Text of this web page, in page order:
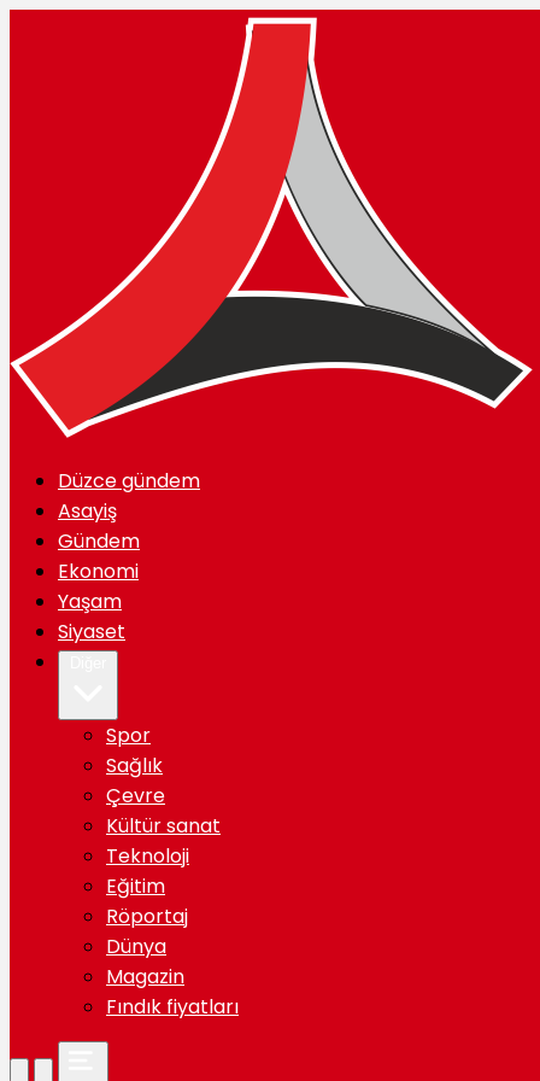
Düzce gündem
Asayiş
Gündem
Ekonomi
Yaşam
Siyaset
Spor
Sağlık
Çevre
Kültür sanat
Teknoloji
Eğitim
Röportaj
Dünya
Magazin
Fındık fiyatları